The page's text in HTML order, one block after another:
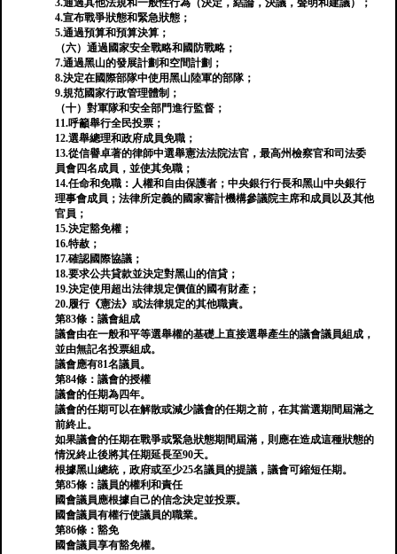
3.通過其他法規和一般性行為（決定，結論，決議，聲明和建議）；
4.宣布戰爭狀態和緊急狀態；
5.通過預算和預算決算；
（六）通過國家安全戰略和國防戰略；
7.通過黑山的發展計劃和空間計劃；
8.決定在國際部隊中使用黑山陸軍的部隊；
9.規范國家行政管理體制；
（十）對軍隊和安全部門進行監督；
11.呼籲舉行全民投票；
12.選舉總理和政府成員免職；
13.從信譽卓著的律師中選舉憲法法院法官，最高州檢察官和司法委
員會四名成員，並使其免職；
14.任命和免職：人權和自由保護者；中央銀行行長和黑山中央銀行
理事會成員；法律所定義的國家審計機構參議院主席和成員以及其他
官員；
15.決定豁免權；
16.特赦；
17.確認國際協議；
18.要求公共貸款並決定對黑山的信貸；
19.決定使用超出法律規定價值的國有財產；
20.履行《憲法》或法律規定的其他職責。
第83條：議會組成
議會由在一般和平等選舉權的基礎上直接選舉產生的議會議員組成，
並由無記名投票組成。
議會應有81名議員。
第84條：議會的授權
議會的任期為四年。
議會的任期可以在解散或減少議會的任期之前，在其當選期間屆滿之
前終止。
如果議會的任期在戰爭或緊急狀態期間屆滿，則應在造成這種狀態的
情況終止後將其任期延長至90天。
根據黑山總統，政府或至少25名議員的提議，議會可縮短任期。
第85條：議員的權利和責任
國會議員應根據自己的信念決定並投票。
國會議員有權行使議員的職業。
第86條：豁免
國會議員享有豁免權。